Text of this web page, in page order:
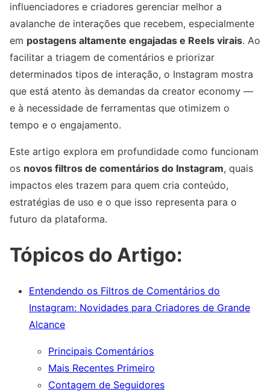
influenciadores e criadores gerenciar melhor a
avalanche de interações que recebem, especialmente
em postagens altamente engajadas e Reels virais. Ao
facilitar a triagem de comentários e priorizar
determinados tipos de interação, o Instagram mostra
que está atento às demandas da creator economy —
e à necessidade de ferramentas que otimizem o
tempo e o engajamento.
Este artigo explora em profundidade como funcionam
os novos filtros de comentários do Instagram, quais
impactos eles trazem para quem cria conteúdo,
estratégias de uso e o que isso representa para o
futuro da plataforma.
Tópicos do Artigo:
Entendendo os Filtros de Comentários do
Instagram: Novidades para Criadores de Grande
Alcance
Principais Comentários
Mais Recentes Primeiro
Contagem de Seguidores